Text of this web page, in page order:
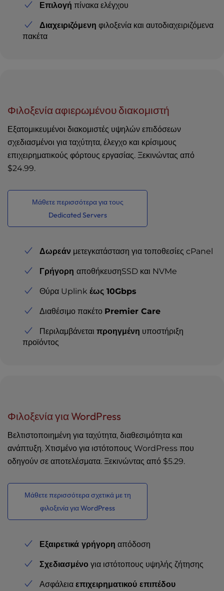
Επιλογή πίνακα ελέγχου
Διαχειριζόμενη φιλοξενία και αυτοδιαχειριζόμενα
πακέτα
Φιλοξενία αφιερωμένου διακομιστή
Εξατομικευμένοι διακομιστές υψηλών επιδόσεων
σχεδιασμένοι για ταχύτητα, έλεγχο και κρίσιμους
επιχειρηματικούς φόρτους εργασίας. Ξεκινώντας από
$24.99.
Μάθετε περισσότερα για τους
Dedicated Servers
Δωρεάν μετεγκατάσταση για τοποθεσίες cPanel
Γρήγορη αποθήκευσηSSD και NVMe
Θύρα Uplink έως 10Gbps
Διαθέσιμο πακέτο Premier Care
Περιλαμβάνεται προηγμένη υποστήριξη
προϊόντος
Φιλοξενία για WordPress
Βελτιστοποιημένη για ταχύτητα, διαθεσιμότητα και
ανάπτυξη. Χτισμένο για ιστότοπους WordPress που
οδηγούν σε αποτελέσματα. Ξεκινώντας από $5.29.
Μάθετε περισσότερα σχετικά με τη
φιλοξενία για WordPress
Εξαιρετικά γρήγορη απόδοση
Σχεδιασμένο για ιστότοπους υψηλής ζήτησης
Ασφάλεια επιχειρηματικού επιπέδου